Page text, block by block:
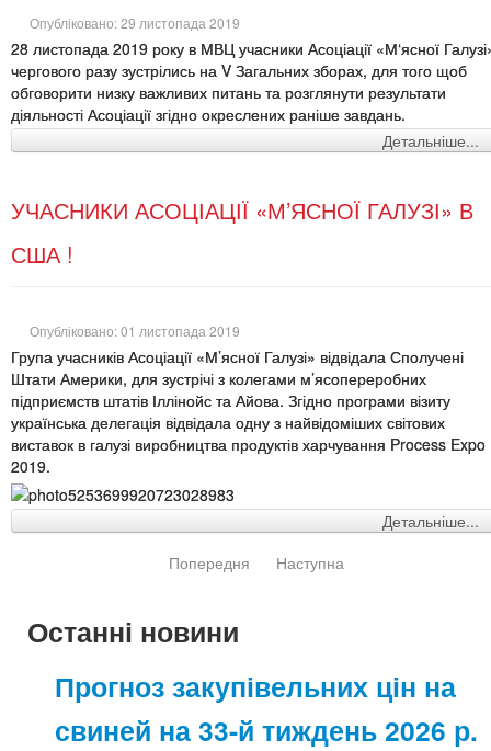
Опубліковано: 29 листопада 2019
28 листопада 2019 року в МВЦ учасники Асоціації «М‘ясної
чергового разу зустрілись на V Загальних зборах, для того щоб
обговорити низку важливих питань та розглянути результати
діяльності Асоціації згідно окреслених раніше завдань.
Детальніше...
УЧАСНИКИ АСОЦІАЦІЇ «М’ЯСНОЇ ГАЛУЗІ» В
США !
Опубліковано: 01 листопада 2019
Група учасників Асоціації «М’ясної Галузі» відвідала Сполучені
Штати Америки, для зустрічі з колегами м’ясопереробних
підприємств штатів Іллінойс та Айова. Згідно програми візиту
українська делегація відвідала одну з найвідоміших світових
виставок в галузі виробництва продуктів харчування Process Expo
2019.
Детальніше...
Попередня
Наступна
Останні новини
Прогноз закупівельних цін на
свиней на 33-й тиждень 2026 р.